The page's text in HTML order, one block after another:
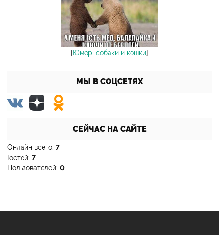
[Юмор, собаки и кошки]
МЫ В СОЦСЕТЯХ
СЕЙЧАС НА САЙТЕ
Онлайн всего: 7
Гостей: 7
Пользователей: 0